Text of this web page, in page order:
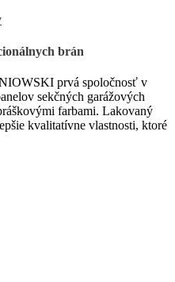
brán
prvá spoločnosť v
sekčných garážových
farbami. Lakovaný
kvalitatívne vlastnosti, ktoré